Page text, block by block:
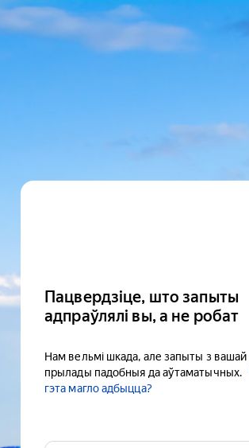
Пацвердзіце, што запыты
адпраўлялі вы, а не робат
Нам вельмі шкада, але запыты з вашай
прылады падобныя да аўтаматычных.
гэта магло адбыцца?